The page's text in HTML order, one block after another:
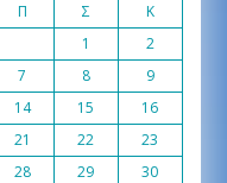
Π Σ
Κ
1
2
7 8
9
14 15
16
21 22
23
28 29
30